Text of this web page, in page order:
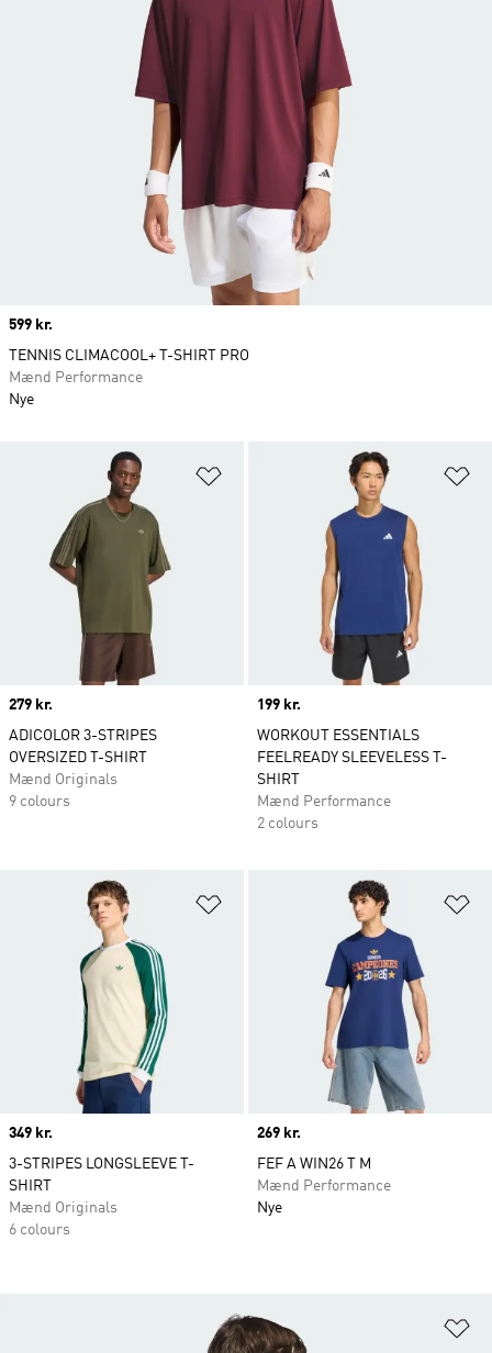
Føj til ønskeliste
Price
279 kr.
ADICOLOR 3-STRIPES
OVERSIZED T-SHIRT
Mænd Originals
9 colours
Price
199 kr.
WORKOUT ESSENTIALS
FEELREADY SLEEVELESS T-
SHIRT
Mænd Performance
2 colours
Føj til ønskeliste
Price
349 kr.
3-STRIPES LONGSLEEVE T-
SHIRT
Mænd Originals
6 colours
Price
269 kr.
FEF A WIN26 T M
Mænd Performance
Nye
Price
599 kr.
TENNIS CLIMACOOL+ T-SHIRT PRO
Mænd Performance
Nye